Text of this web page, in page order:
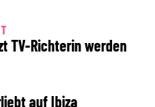
TV-Richterin werden
auf Ibiza